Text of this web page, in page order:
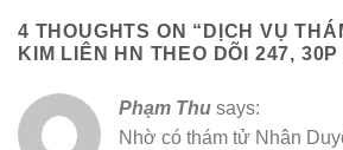
4 THOUGHTS ON “ DỊCH VỤ
KIM LIÊN HN THEO DÕI 247, 30P
Phạm Thu says:
Nhờ có thám tử Nhân